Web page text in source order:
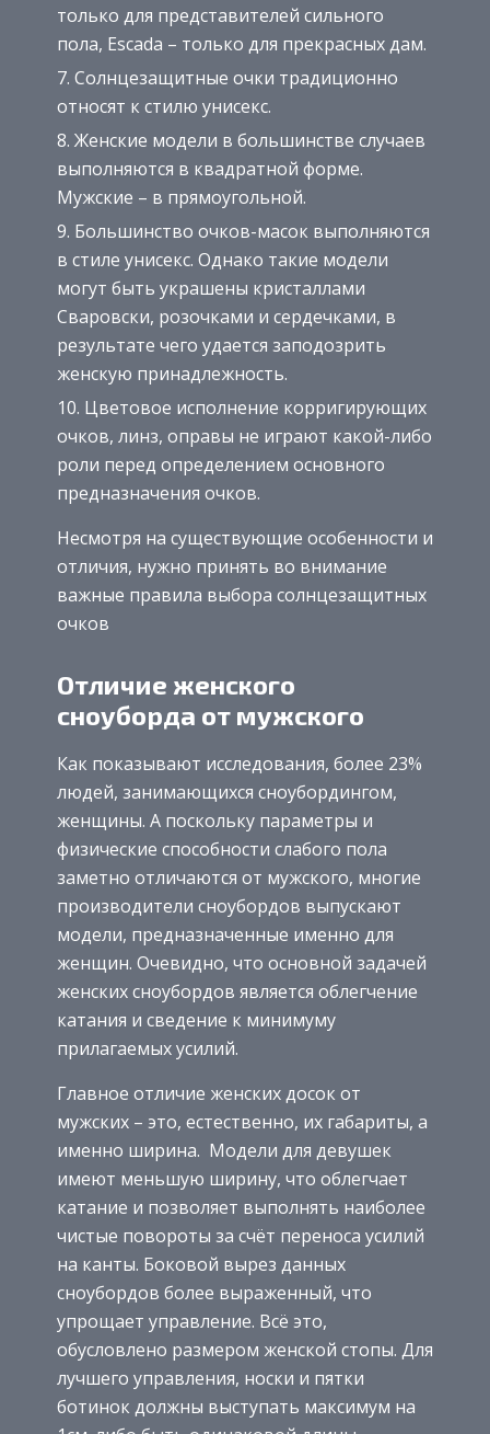
только для представителей сильного
пола, Escada – только для прекрасных дам.
Солнцезащитные очки традиционно
относят к стилю унисекс.
Женские модели в большинстве случаев
выполняются в квадратной форме.
Мужские – в прямоугольной.
Большинство очков-масок выполняются
в стиле унисекс. Однако такие модели
могут быть украшены кристаллами
Сваровски, розочками и сердечками, в
результате чего удается заподозрить
женскую принадлежность.
Цветовое исполнение корригирующих
очков, линз, оправы не играют какой-либо
роли перед определением основного
предназначения очков.
Несмотря на существующие особенности и
отличия, нужно принять во внимание
важные правила выбора солнцезащитных
очков
Отличие женского
сноуборда от мужского
Как показывают исследования, более 23%
людей, занимающихся сноубордингом,
женщины. А поскольку параметры и
физические способности слабого пола
заметно отличаются от мужского, многие
производители сноубордов выпускают
модели, предназначенные именно для
женщин. Очевидно, что основной задачей
женских сноубордов является облегчение
катания и сведение к минимуму
прилагаемых усилий.
Главное отличие женских досок от
мужских – это, естественно, их габариты, а
именно ширина. Модели для девушек
имеют меньшую ширину, что облегчает
катание и позволяет выполнять наиболее
чистые повороты за счёт переноса усилий
на канты. Боковой вырез данных
сноубордов более выраженный, что
упрощает управление. Всё это,
обусловлено размером женской стопы. Для
лучшего управления, носки и пятки
ботинок должны выступать максимум на